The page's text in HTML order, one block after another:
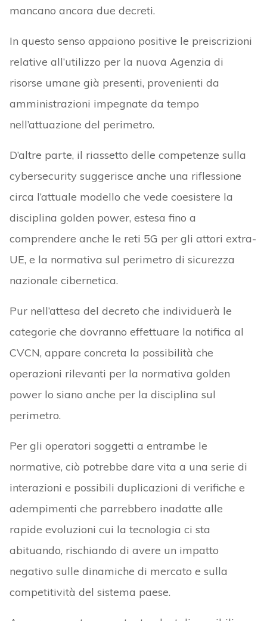
mancano ancora due decreti.
In questo senso appaiono positive le preiscrizioni
relative all’utilizzo per la nuova Agenzia di
risorse umane già presenti, provenienti da
amministrazioni impegnate da tempo
nell’attuazione del perimetro.
D’altre parte, il riassetto delle competenze sulla
cybersecurity suggerisce anche una riflessione
circa l’attuale modello che vede coesistere la
disciplina golden power, estesa fino a
comprendere anche le reti 5G per gli attori extra-
UE, e la normativa sul perimetro di sicurezza
nazionale cibernetica.
Pur nell’attesa del decreto che individuerà le
categorie che dovranno effettuare la notifica al
CVCN, appare concreta la possibilità che
operazioni rilevanti per la normativa golden
power lo siano anche per la disciplina sul
perimetro.
Per gli operatori soggetti a entrambe le
normative, ciò potrebbe dare vita a una serie di
interazioni e possibili duplicazioni di verifiche e
adempimenti che parrebbero inadatte alle
rapide evoluzioni cui la tecnologia ci sta
abituando, rischiando di avere un impatto
negativo sulle dinamiche di mercato e sulla
competitività del sistema paese.